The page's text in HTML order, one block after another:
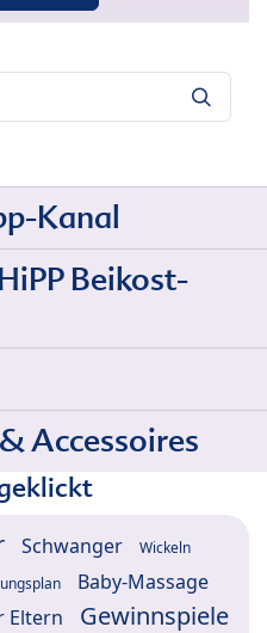
Kanal
Beikost-
Accessoires
Schwanger Wickeln
Baby-Massage
Eltern
Gewinnspiele